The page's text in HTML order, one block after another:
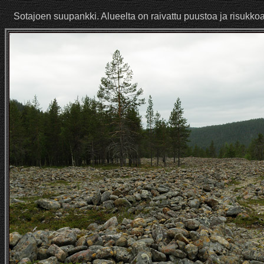
Sotajoen suupankki. Alueelta on raivattu puustoa ja